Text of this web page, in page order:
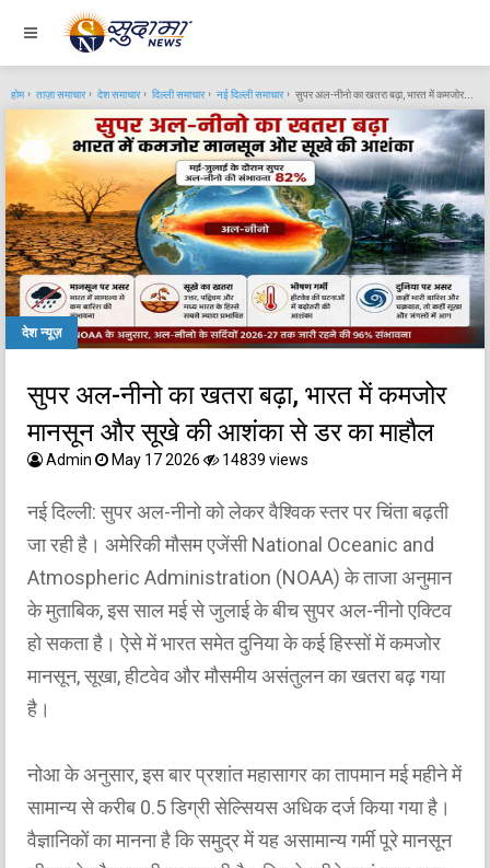
होम ताज़ा समाचार देश समाचार दिल्ली समाचार नई दिल्ली समाचार सुपर अल-नीनो का खतरा बढ़ा, भारत में कमजोर मानसून और सूखे की आशंका से डर का माहौल
देश न्यूज़
सुपर अल-नीनो का खतरा बढ़ा, भारत में कमजोर
मानसून और सूखे की आशंका से डर का माहौल
Admin May 17 2026 14839 views
नई दिल्ली: सुपर अल-नीनो को लेकर वैश्विक स्तर पर चिंता बढ़ती
जा रही है। अमेरिकी मौसम एजेंसी National Oceanic and
Atmospheric Administration (NOAA) के ताजा अनुमान
के मुताबिक, इस साल मई से जुलाई के बीच सुपर अल-नीनो एक्टिव
हो सकता है। ऐसे में भारत समेत दुनिया के कई हिस्सों में कमजोर
मानसून, सूखा, हीटवेव और मौसमीय असंतुलन का खतरा बढ़ गया
है।
नोआ के अनुसार, इस बार प्रशांत महासागर का तापमान मई महीने में
सामान्य से करीब 0.5 डिग्री सेल्सियस अधिक दर्ज किया गया है।
वैज्ञानिकों का मानना है कि समुद्र में यह असामान्य गर्मी पूरे मानसून